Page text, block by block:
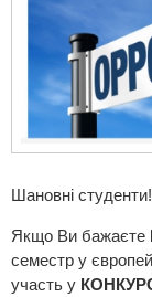
Шановні студенти!
Якщо Ви бажаєте
семестр у
участь у